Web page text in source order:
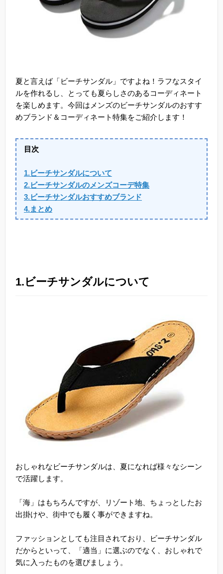
夏と言えば「ビーチサンダル」ですよね！ラフなスタイ
ルを作れるし、とっても夏らしさのあるコーディネート
を楽しめます。今回はメンズのビーチサンダルのおすす
めブランド＆コーディネート特集をご紹介します！
目次
1.ビーチサンダルについて
2.ビーチサンダルのメンズコーデ特集
3.ビーチサンダルおすすめブランド
4.まとめ
1.ビーチサンダルについて
おしゃれなビーチサンダルは、夏になれば様々なシーン
で活躍します。
「海」はもちろんですが、リゾート地、ちょっとしたお
出掛けや、街中でも履く事ができますね。
ファッションとしても注目されており、ビーチサンダル
だからといって、「適当」に選ぶのでなく、おしゃれで
気に入ったものを選びましょう。